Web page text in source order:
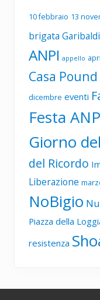
10 febbraio 13
brigata Garibaldi
ANPI appello
Casa Pound
dicembre eventi
Festa
Giorno
del Ricordo
Liberazione
NoBigio
Piazza della
resistenza